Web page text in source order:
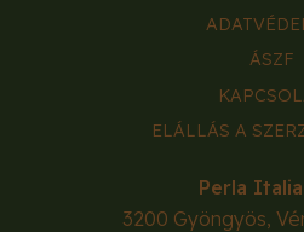
ÁSZF
ELÁLLÁS A
Perla
3200 Gyöngyös,